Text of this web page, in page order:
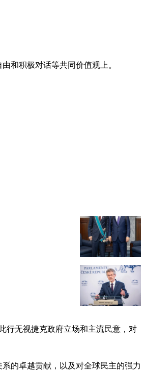
和积极对话等共同价值观上。
行无视捷克政府立场和主流民意，对
的卓越贡献，以及对全球民主的强力